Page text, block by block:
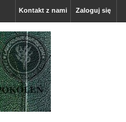
Zaloguj się
Kontakt z nami